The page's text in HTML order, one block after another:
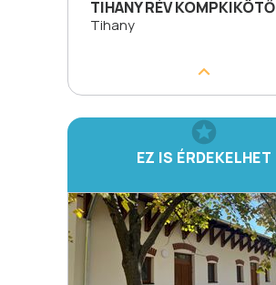
TIHANY RÉV KOMPKIKÖTŐ
Tihany
EZ IS ÉRDEKELHET